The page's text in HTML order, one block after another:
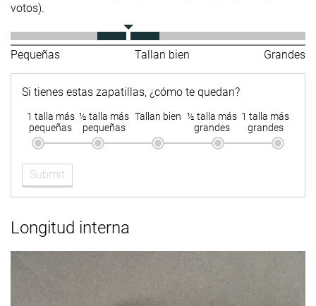
votos).
Pequeñas Tallan bien Grandes
Si tienes estas zapatillas, ¿cómo te quedan?
1 talla más
pequeñas
½ talla más
pequeñas
Tallan bien ½ talla más
grandes
1 talla más
grandes
Submit
Longitud interna